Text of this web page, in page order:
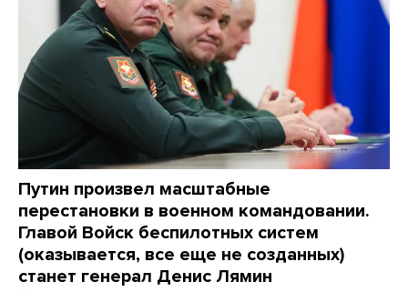
Путин произвел масштабные
перестановки в военном командовании.
Главой Войск беспилотных систем
(оказывается, все еще не созданных)
станет генерал Денис Лямин